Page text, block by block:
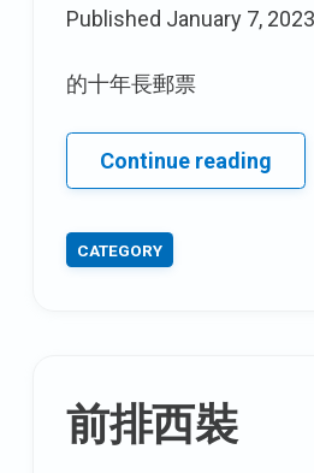
Published January 7, 2023
的十年長郵票
Continue reading設
計
CATEGORY
前排西裝